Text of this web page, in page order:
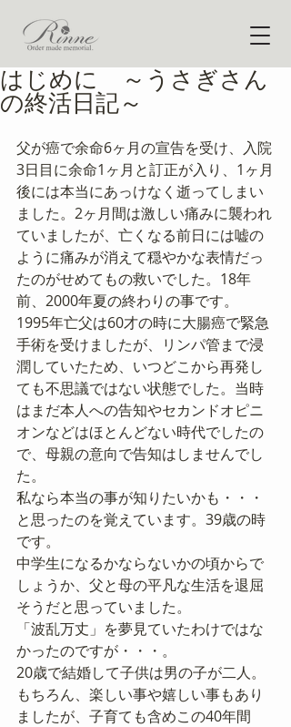
はじめに ～うさぎさん
の終活日記～
父が癌で余命6ヶ月の宣告を受け、入院
3日目に余命1ヶ月と訂正が入り、1ヶ月
後には本当にあっけなく逝ってしまい
ました。2ヶ月間は激しい痛みに襲われ
ていましたが、亡くなる前日には嘘の
ように痛みが消えて穏やかな表情だっ
たのがせめてもの救いでした。18年
前、2000年夏の終わりの事です。
1995年亡父は60才の時に大腸癌で緊急
手術を受けましたが、リンパ管まで浸
潤していたため、いつどこから再発し
ても不思議ではない状態でした。当時
はまだ本人への告知やセカンドオピニ
オンなどはほとんどない時代でしたの
で、母親の意向で告知はしませんでし
た。
私なら本当の事が知りたいかも・・・
と思ったのを覚えています。39歳の時
です。
中学生になるかならないかの頃からで
しょうか、父と母の平凡な生活を退屈
そうだと思っていました。
「波乱万丈」を夢見ていたわけではな
かったのですが・・・。
20歳で結婚して子供は男の子が二人。
もちろん、楽しい事や嬉しい事もあり
ましたが、子育ても含めこの40年間